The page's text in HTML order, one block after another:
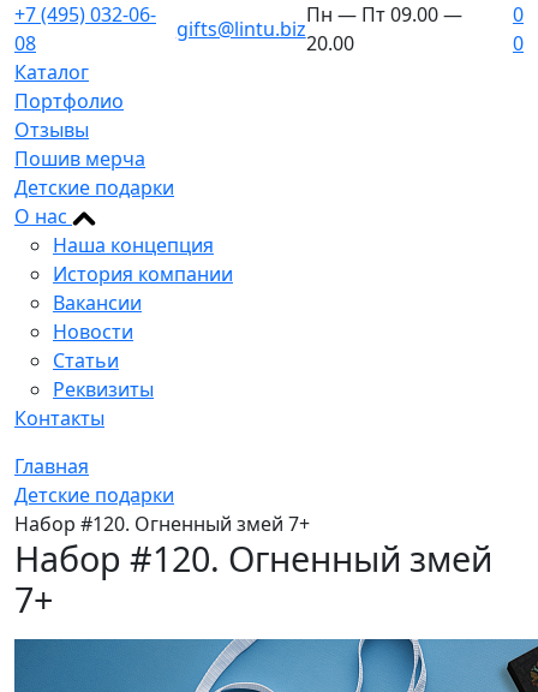
+7 (495) 032-06-
08
gifts@lintu.biz
Пн — Пт 09.00 —
20.00
0
0
Каталог
Портфолио
Отзывы
Пошив мерча
Детские подарки
О нас
Наша концепция
История компании
Вакансии
Новости
Статьи
Реквизиты
Контакты
Главная
Детские подарки
Набор #120. Огненный змей 7+
Набор #120. Огненный змей
7+